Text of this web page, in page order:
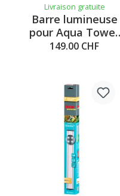
Livraison gratuite
Barre lumineuse
pour Aqua Tower
120 blanche
149.00 CHF